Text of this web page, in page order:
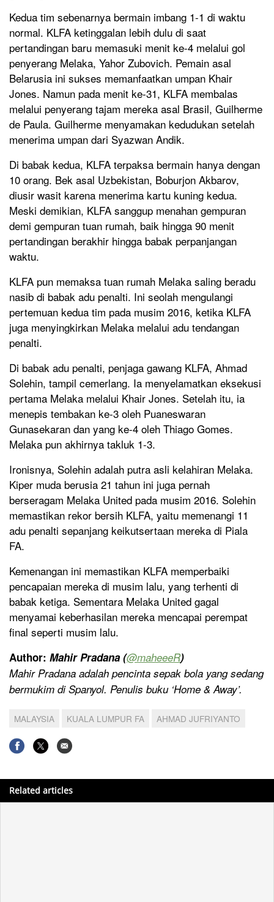
Kedua tim sebenarnya bermain imbang 1-1 di waktu
normal. KLFA ketinggalan lebih dulu di saat
pertandingan baru memasuki menit ke-4 melalui gol
penyerang Melaka, Yahor Zubovich. Pemain asal
Belarusia ini sukses memanfaatkan umpan Khair
Jones. Namun pada menit ke-31, KLFA membalas
melalui penyerang tajam mereka asal Brasil, Guilherme
de Paula. Guilherme menyamakan kedudukan setelah
menerima umpan dari Syazwan Andik.
Di babak kedua, KLFA terpaksa bermain hanya dengan
10 orang. Bek asal Uzbekistan, Boburjon Akbarov,
diusir wasit karena menerima kartu kuning kedua.
Meski demikian, KLFA sanggup menahan gempuran
demi gempuran tuan rumah, baik hingga 90 menit
pertandingan berakhir hingga babak perpanjangan
waktu.
KLFA pun memaksa tuan rumah Melaka saling beradu
nasib di babak adu penalti. Ini seolah mengulangi
pertemuan kedua tim pada musim 2016, ketika KLFA
juga menyingkirkan Melaka melalui adu tendangan
penalti.
Di babak adu penalti, penjaga gawang KLFA, Ahmad
Solehin, tampil cemerlang. Ia menyelamatkan eksekusi
pertama Melaka melalui Khair Jones. Setelah itu, ia
menepis tembakan ke-3 oleh Puaneswaran
Gunasekaran dan yang ke-4 oleh Thiago Gomes.
Melaka pun akhirnya takluk 1-3.
Ironisnya, Solehin adalah putra asli kelahiran Melaka.
Kiper muda berusia 21 tahun ini juga pernah
berseragam Melaka United pada musim 2016. Solehin
memastikan rekor bersih KLFA, yaitu memenangi 11
adu penalti sepanjang keikutsertaan mereka di Piala
FA.
Kemenangan ini memastikan KLFA memperbaiki
pencapaian mereka di musim lalu, yang terhenti di
babak ketiga. Sementara Melaka United gagal
menyamai keberhasilan mereka mencapai perempat
final seperti musim lalu.
Author: Mahir Pradana (@maheeeR)
Mahir Pradana adalah pencinta sepak bola yang sedang
bermukim di Spanyol. Penulis buku ‘Home & Away’.
MALAYSIA KUALA LUMPUR FA AHMAD JUFRIYANTO
Related articles